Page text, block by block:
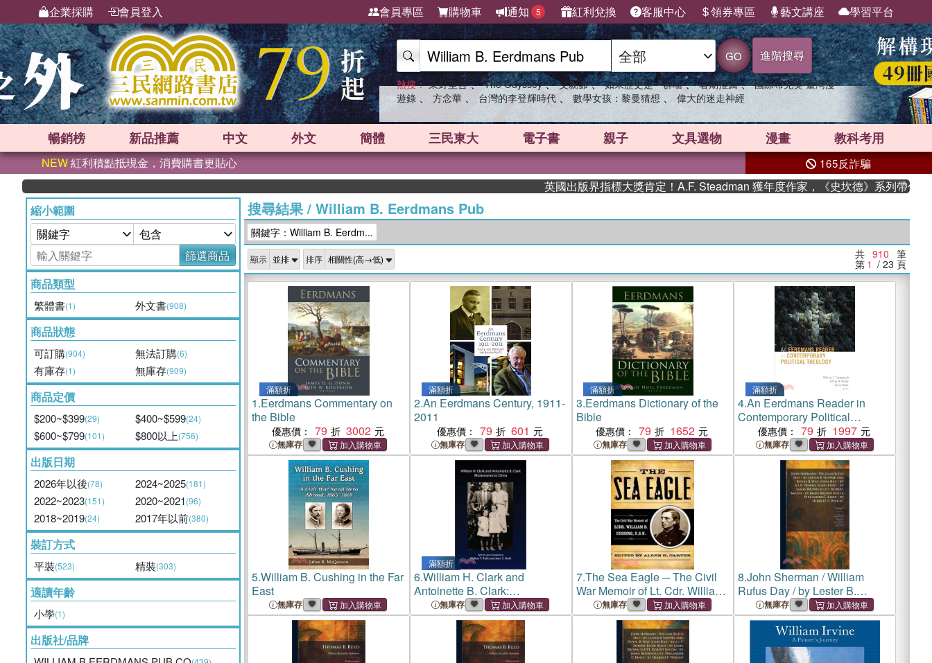
企業採購 會員登入 會員專區 購物車 通知 5 紅利兌換 客服中心 領券專區 藝文講座 學習平台
GO 進階搜尋
熱搜： 東野圭吾 、 The Odyssey 、 父親節 、 如果歷史是一群喵 、 暑期推薦 、 國際布克獎 臺灣漫
遊錄 、 方念華 、 台灣的李登輝時代 、 數學女孩：黎曼猜想 、 偉大的迷走神經
暢銷榜 新品推薦 中文 外文 簡體 三民東大 電子書 親子 文具選物 漫畫 教科考用
NEW紅利積點抵現金，消費購書更貼心 165反詐騙
英國出版界指標大獎肯定！A.F. Steadman 獲年度作家，《史坎德》系列帶你踏上熱血奇
縮小範圍
篩選商品
商品類型
繁體書(1) 外文書(908)
商品狀態
可訂購(904) 無法訂購(6)
有庫存(1) 無庫存(909)
商品定價
$200~$399(29) $400~$599(24)
$600~$799(101) $800以上(756)
出版日期
2026年以後(78) 2024~2025(181)
2022~2023(151) 2020~2021(96)
2018~2019(24) 2017年以前(380)
裝訂方式
平裝(523) 精裝(303)
適讀年齡
小學(1)
出版社/品牌
搜尋結果/ William B. Eerdmans Pub
關鍵字：William B. Eerdm...
顯示 排序 共 910 筆
第 1 / 23 頁
滿額折
1.Eerdmans Commentary on
the Bible
優惠價： 79 3002
無庫存
滿額折
2.An Eerdmans Century, 1911-
2011
優惠價： 79 601
無庫存
滿額折
3.Eerdmans Dictionary of the
Bible
優惠價： 79 1652
無庫存
滿額折
4.An Eerdmans Reader in
Contemporary Political
Theology
優惠價： 79 1997
無庫存
5.William B. Cushing in the Far
East
無庫存
滿額折
6.William H. Clark and
Antoinette B. Clark:
Missionaries to China
無庫存
7.The Sea Eagle ─ The Civil
War Memoir of Lt. Cdr. William
B. Cushing
無庫存
8.John Sherman / William
Rufus Day / by Lester B.
Shippee and Royal B. Way.
John Hay / by A.L.P. Dennis.
Elihu Root / by James Brown
Scott. Robert Bacon
無庫存